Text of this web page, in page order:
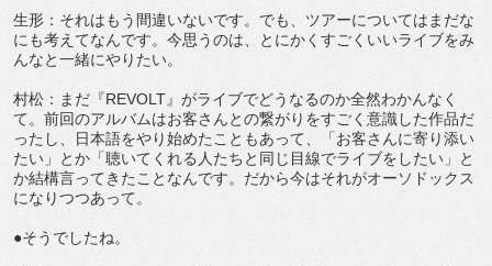
生形：それはもう間違いないです。でも、ツアーについてはまだな
にも考えてなんです。今思うのは、とにかくすごくいいライブをみ
んなと一緒にやりたい。
村松：まだ『REVOLT』がライブでどうなるのか全然わかんなく
て。前回のアルバムはお客さんとの繋がりをすごく意識した作品だ
ったし、日本語をやり始めたこともあって、「お客さんに寄り添い
たい」とか「聴いてくれる人たちと同じ目線でライブをしたい」と
か結構言ってきたことなんです。だから今はそれがオーソドックス
になりつつあって。
●そうでしたね。